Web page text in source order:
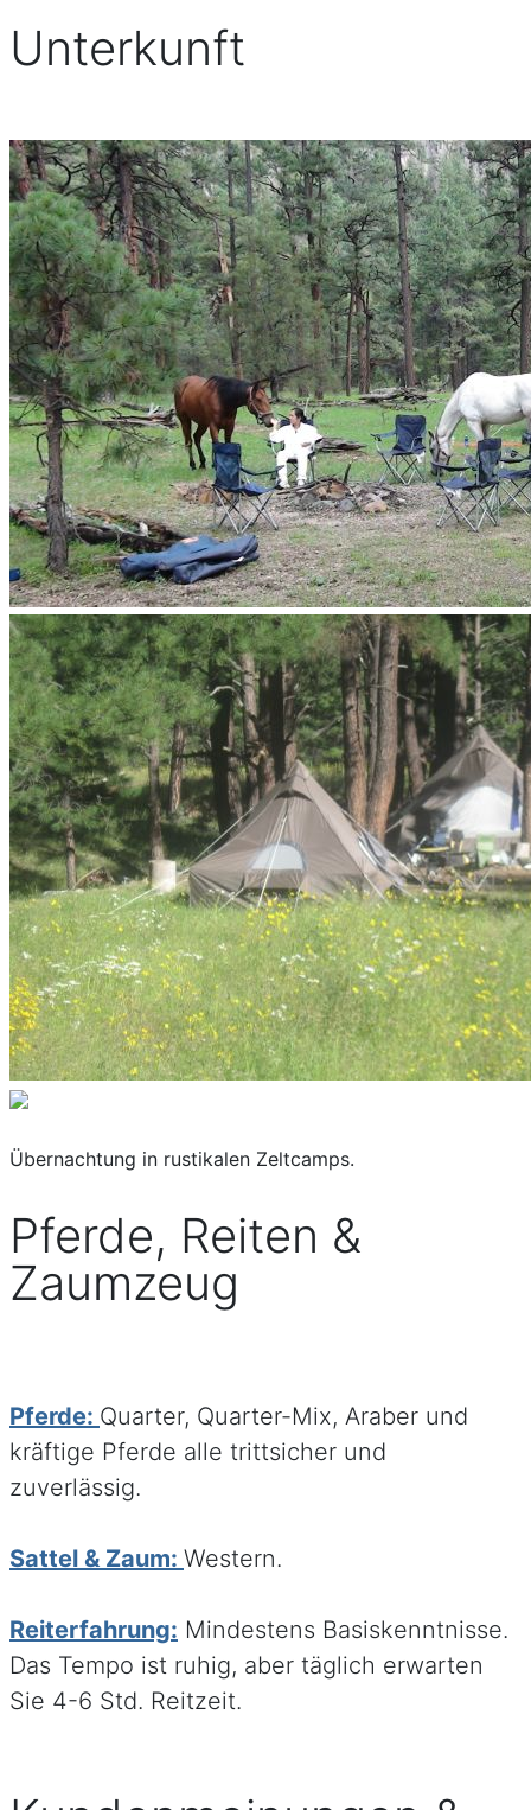
Unterkunft
Übernachtung in rustikalen Zeltcamps.
Pferde, Reiten &
Zaumzeug
Pferde: Quarter, Quarter-Mix, Araber und
kräftige Pferde alle trittsicher und
zuverlässig.
Sattel & Zaum: Western.
Reiterfahrung: Mindestens Basiskenntnisse.
Das Tempo ist ruhig, aber täglich erwarten
Sie 4-6 Std. Reitzeit.